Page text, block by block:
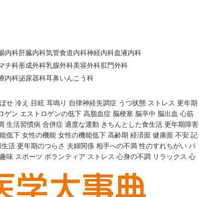
内科肝臓内科気管食道内科神経内科血液内科
チ科形成外科乳腺外科美容外科肛門外科
内科泌尿器科耳鼻いんこう科
せ 冷え 目眩 耳鳴り 自律神経失調症 うつ状態 ストレス 更年期
ゲン エストロゲンの低下 高脂血症 脳梗塞 脳卒中 脳出血 心筋
生活習慣病 合併症 適度な運動 きちんとした食生活 更年期障害
低下 女性の機能 女性の機能低下 高齢期 経済面 健康面 不安 記
生活 更年期のつらさ 夫婦関係 相手への不満 性のすれちがい パ
趣味 スポーツ ボランティア ストレス 心身の不調 リラックス 心